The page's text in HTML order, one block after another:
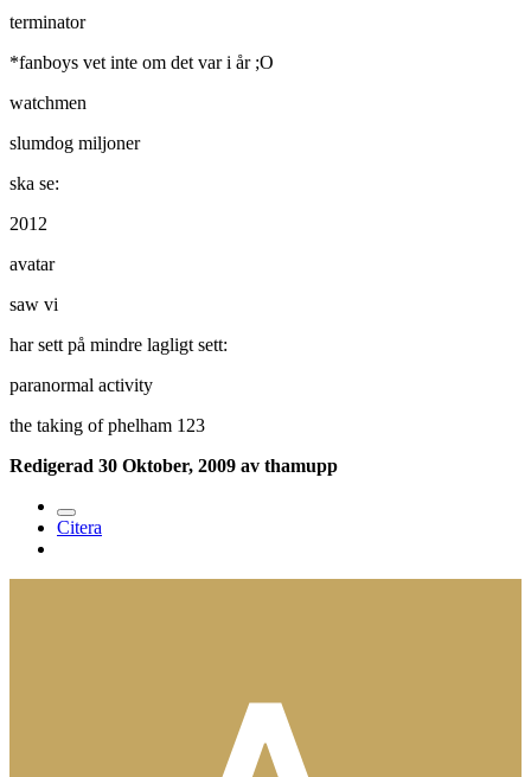
terminator
*fanboys vet inte om det var i år ;O
watchmen
slumdog miljoner
ska se:
2012
avatar
saw vi
har sett på mindre lagligt sett:
paranormal activity
the taking of phelham 123
Redigerad 30 Oktober, 2009 av thamupp
Citera